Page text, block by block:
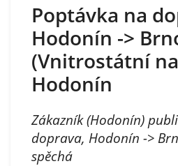
Poptávka na
Hodonín ->
(Vnitrostátní
Hodonín
Zákazník (Hodonín)
doprava, Hodonín ->
spěchá